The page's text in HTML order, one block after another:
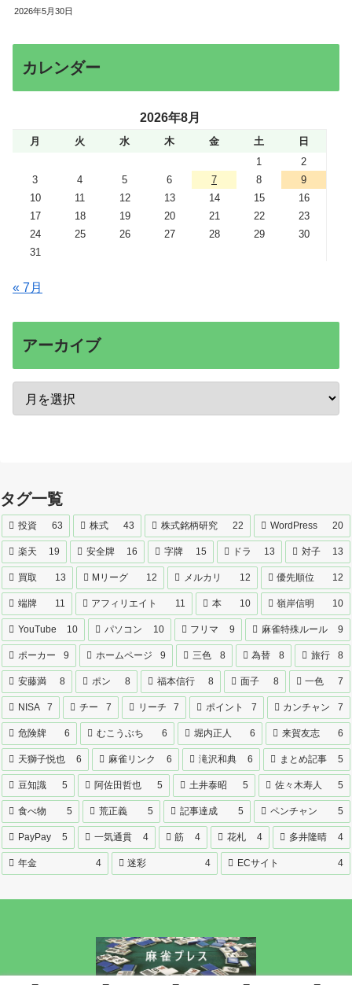
2026年5月30日
カレンダー
2026年8月
月 火 水 木 金 土
日
1
2
3
4 5 6 7 8
9
10
11 12 13 14 15
16
17
18 19 20 21 22
23
24
25 26 27 28 29
30
31
« 7月
アーカイブ
タグ一覧
投資 63 株式 43 株式銘柄研究 22 WordPress 20
楽天 19 安全牌 16 字牌 15 ドラ 13 対子 13
買取 13 Mリーグ 12 メルカリ 12 優先順位 12
端牌 11 アフィリエイト 11 本 10 嶺岸信明 10
YouTube 10 パソコン 10 フリマ 9 麻雀特殊ルール 9
ポーカー 9 ホームページ 9 三色 8 為替 8 旅行 8
安藤満 8 ポン 8 福本信行 8 面子 8 一色 7
NISA 7 チー 7 リーチ 7 ポイント 7 カンチャン 7
危険牌 6 むこうぶち 6 堀内正人 6 来賀友志 6
天獅子悦也 6 麻雀リンク 6 滝沢和典 6 まとめ記事 5
豆知識 5 阿佐田哲也 5 土井泰昭 5 佐々木寿人 5
食べ物 5 荒正義 5 記事達成 5 ペンチャン 5
PayPay 5 一気通貫 4 筋 4 花札 4 多井隆晴 4
年金 4 迷彩 4 ECサイト 4